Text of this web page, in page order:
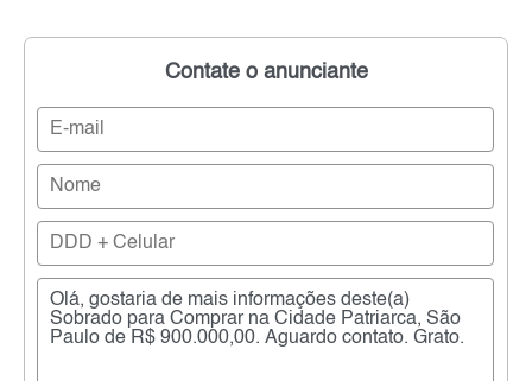
Contate o anunciante